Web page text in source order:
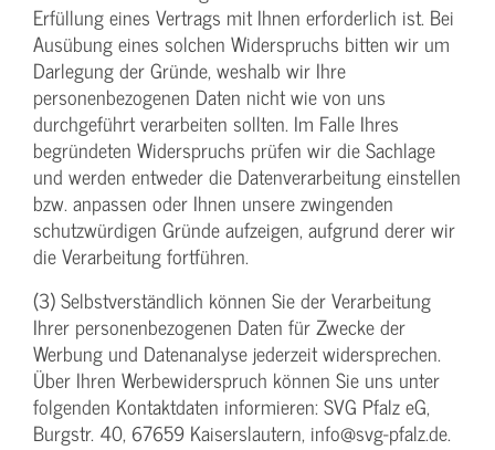
Erfüllung eines Vertrags mit Ihnen erforderlich ist. Bei
Ausübung eines solchen Widerspruchs bitten wir um
Darlegung der Gründe, weshalb wir Ihre
personenbezogenen Daten nicht wie von uns
durchgeführt verarbeiten sollten. Im Falle Ihres
begründeten Widerspruchs prüfen wir die Sachlage
und werden entweder die Datenverarbeitung einstellen
bzw. anpassen oder Ihnen unsere zwingenden
schutzwürdigen Gründe aufzeigen, aufgrund derer wir
die Verarbeitung fortführen.
(3) Selbstverständlich können Sie der Verarbeitung
Ihrer personenbezogenen Daten für Zwecke der
Werbung und Datenanalyse jederzeit widersprechen.
Über Ihren Werbewiderspruch können Sie uns unter
folgenden Kontaktdaten informieren: SVG Pfalz eG,
Burgstr. 40, 67659 Kaiserslautern, info@svg-pfalz.de.